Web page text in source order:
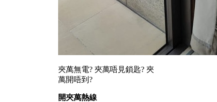
夾萬無電? 夾萬唔見鎖匙? 夾
萬開唔到?
開夾萬熱線